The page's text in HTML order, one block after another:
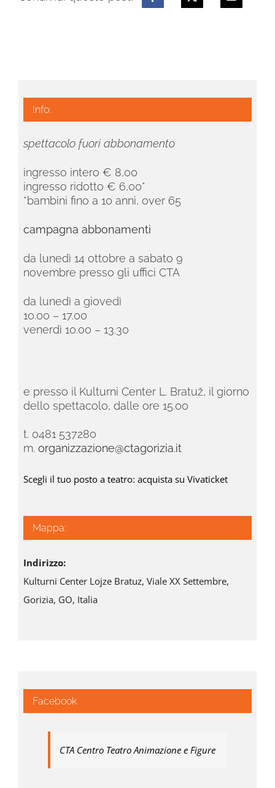
Info:
spettacolo fuori abbonamento
ingresso intero € 8,00
ingresso ridotto € 6,00*
*bambini fino a 10 anni, over 65
campagna abbonamenti
da lunedì 14 ottobre a sabato 9
novembre presso gli uffici CTA
da lunedì a giovedì
10.00 – 17.00
venerdì 10.00 – 13.30
e presso il Kulturni Center L. Bratuž, il giorno
dello spettacolo, dalle ore 15.00
t. 0481 537280
m. organizzazione@ctagorizia.it
Scegli il tuo posto a teatro: acquista su Vivaticket
Mappa:
Indirizzo:
Kulturni Center Lojze Bratuz, Viale XX Settembre,
Gorizia, GO, Italia
Facebook
CTA Centro Teatro Animazione e Figure